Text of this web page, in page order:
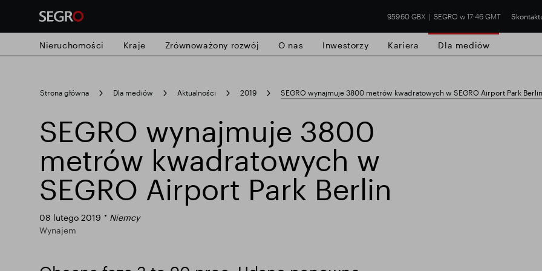
959.60 GBX SEGRO w 17:46 GMT
search
for
Popularne wyszukiwanie
Odpowiedzialny SEGRO Posiadłość handlowa w Slough
Nieruchomości Kraje Zrównoważony rozwój O nas Inwestorzy Kariera Dla mediów
Strona główna Dla mediów Aktualności 2019 SEGRO wynajmuje 3800 metrów kwadratowych w SEGRO Airport Park Berlin
SEGRO wynajmuje 3800
metrów kwadratowych w
SEGRO Airport Park Berlin
08 lutego 2019
Niemcy
Wynajem